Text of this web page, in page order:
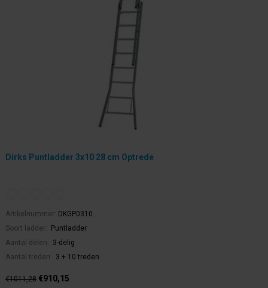
Dirks Puntladder 3x10 28 cm Optrede
Artikelnummer: DKGP0310
Soort ladder:
Puntladder
Aantal delen:
3-delig
Aantal treden:
3 + 10 treden
€1011,28 €910,15